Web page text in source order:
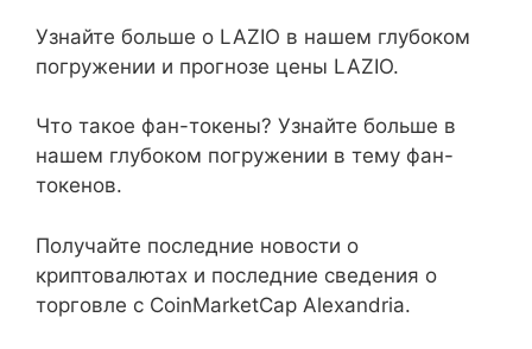
Узнайте больше о LAZIO в нашем глубоком
погружении и прогнозе цены LAZIO.
Что такое фан-токены? Узнайте больше в
нашем глубоком погружении в тему фан-
токенов.
Получайте последние новости о
криптовалютах и последние сведения о
торговле с CoinMarketCap Alexandria.